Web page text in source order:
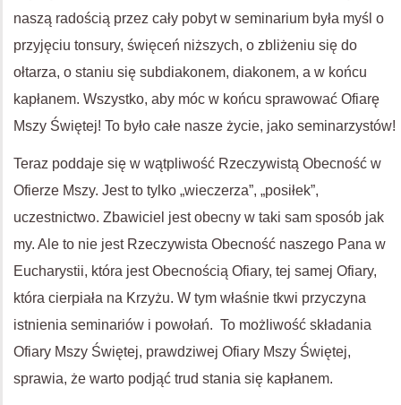
naszą radością przez cały pobyt w seminarium była myśl o
przyjęciu tonsury, święceń niższych, o zbliżeniu się do
ołtarza, o staniu się subdiakonem, diakonem, a w końcu
kapłanem. Wszystko, aby móc w końcu sprawować Ofiarę
Mszy Świętej! To było całe nasze życie, jako seminarzystów!
Teraz poddaje się w wątpliwość Rzeczywistą Obecność w
Ofierze Mszy. Jest to tylko „wieczerza”, „posiłek”,
uczestnictwo. Zbawiciel jest obecny w taki sam sposób jak
my. Ale to nie jest Rzeczywista Obecność naszego Pana w
Eucharystii, która jest Obecnością Ofiary, tej samej Ofiary,
która cierpiała na Krzyżu. W tym właśnie tkwi przyczyna
istnienia seminariów i powołań. To możliwość składania
Ofiary Mszy Świętej, prawdziwej Ofiary Mszy Świętej,
sprawia, że warto podjąć trud stania się kapłanem.